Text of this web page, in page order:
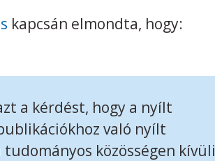
kapcsán elmondta, hogy:
a kérdést, hogy a nyílt
való nyílt
közösségen kívüli